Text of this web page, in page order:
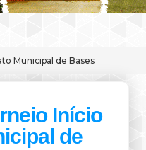
Municipal de Bases
Início
de